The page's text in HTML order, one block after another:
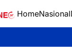
HomeNasional
Ooh